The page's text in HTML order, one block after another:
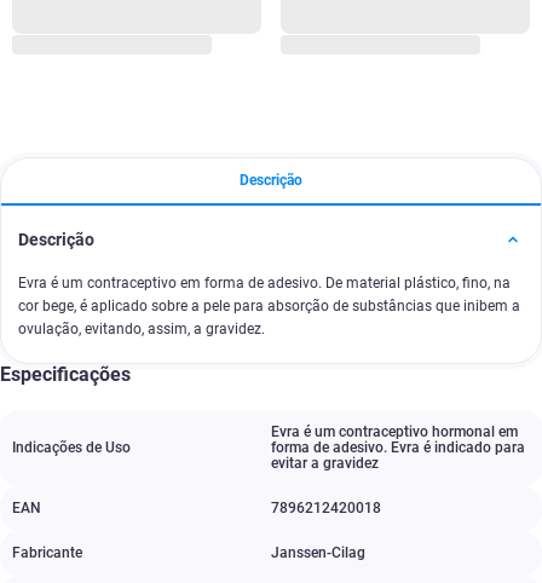
Descrição
Descrição
Evra é um contraceptivo em forma de adesivo. De material plástico, fino, na
cor bege, é aplicado sobre a pele para absorção de substâncias que inibem a
ovulação, evitando, assim, a gravidez.
Especificações
Indicações de Uso
Evra é um contraceptivo hormonal em
forma de adesivo. Evra é indicado para
evitar a gravidez
EAN 7896212420018
Fabricante Janssen-Cilag